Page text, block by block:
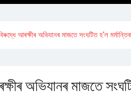
আৰক্ষীৰ অভিযানৰ মাজতে সংঘটিত হ’ল
অভিযানৰ মাজতে